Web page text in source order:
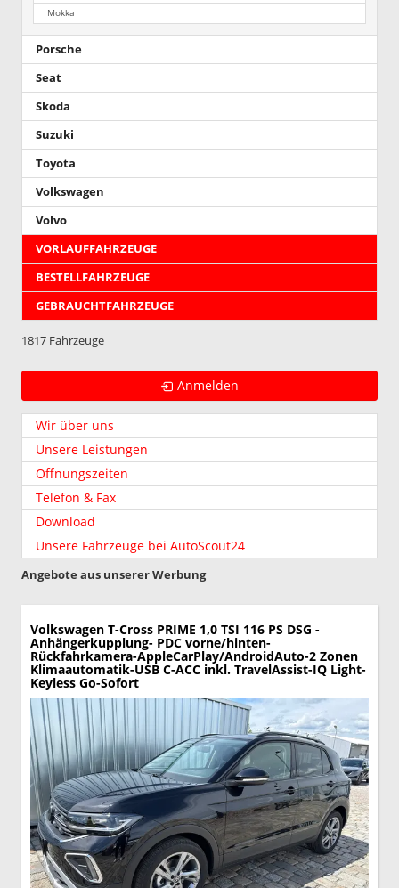
Mokka
Porsche
Seat
Skoda
Suzuki
Toyota
Volkswagen
Volvo
VORLAUFFAHRZEUGE
BESTELLFAHRZEUGE
GEBRAUCHTFAHRZEUGE
1817 Fahrzeuge
Anmelden
Wir über uns
Unsere Leistungen
Öffnungszeiten
Telefon & Fax
Download
Unsere Fahrzeuge bei AutoScout24
Angebote aus unserer Werbung
Volkswagen T-Cross PRIME 1,0 TSI 116 PS DSG -
Anhängerkupplung- PDC vorne/hinten-
Rückfahrkamera-AppleCarPlay/AndroidAuto-2 Zonen
Klimaautomatik-USB C-ACC inkl. TravelAssist-IQ Light-
Keyless Go-Sofort